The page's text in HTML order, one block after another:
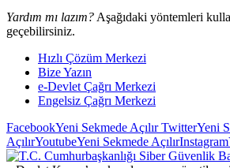
Yardım mı lazım? Aşağıdaki yöntemleri
geçebilirsiniz.
Hızlı Çözüm Merkezi
Bize Yazın
e-Devlet Çağrı Merkezi
Engelsiz Çağrı Merkezi
FacebookYeni Sekmede AçılırTwitterYeni
AçılırYoutubeYeni Sekmede AçılırInstagram